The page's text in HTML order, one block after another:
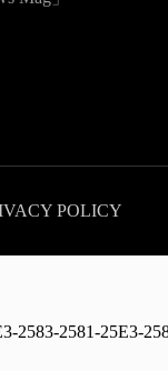
POLICY
2583-2581-25E3-